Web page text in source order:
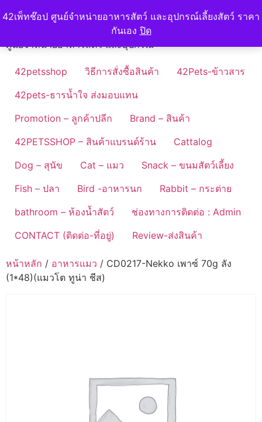
42เพ็ทช๊อป ศูนย์จำหน่ายอาหารสัตว์ และอุปกรณ์เลี้ยงสัตว์ ราคา
กันเอง ปิด
to42petshop
ศูนย์จำหน่ายอาหารสัตว์ และอุปกรณ์
42petsshop วิธีการสั่งซื้อสินค้า
42Pets-ข้าวสาร
42pets-ธารน้ำใจ ส่งมอบแทน
Promotion – ลูกค้าปลีก
Brand – สินค้า
42PETSSHOP – สินค้าแบรนด์ร้าน
Cattalog
Dog – สุนัข
Cat – แมว
Snack – ขนมสัตว์เลี้ยง
Fish – ปลา
Bird -อาหารนก
Rabbit – กระต่าย
bathroom – ห้องน้ำสัตว์
ช่องทางการติดต่อ : Admin
CONTACT (ติดต่อ-ที่อยู่)
Review-ส่งสินค้า
หน้าหลัก / อาหารแมว / CD0217-Nekko เพาซ์ 70g ลัง
(1*48)(แมวโต ทูน่า ชีส)